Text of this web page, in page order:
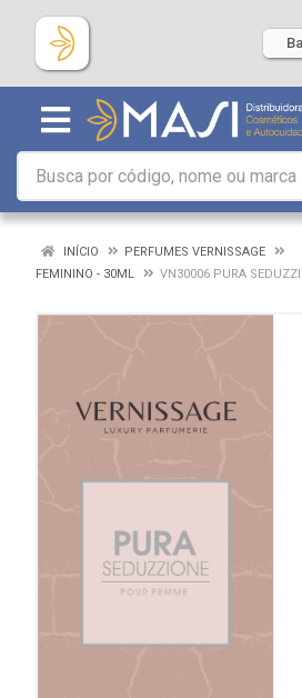
INÍCIO
PERFUMES VERNISSAGE
FEMININO - 30ML
VN30006 PURA